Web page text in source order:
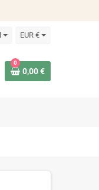
EUR €
0
0,00 €